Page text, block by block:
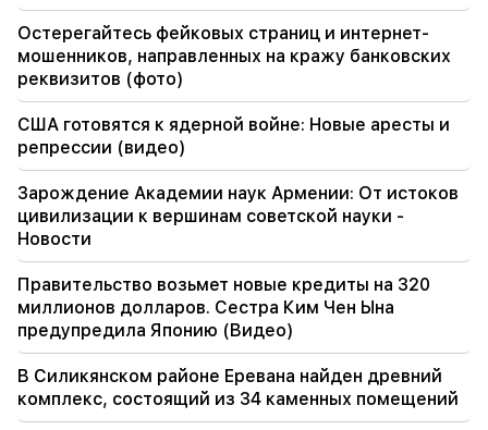
Разыскивается в рамках возбужденного
уголовного дела
Рубио: США выделили 201 миллион долларов
на развитие ТРИПП и Среднего коридора
Остерегайтесь фейковых страниц и интернет-
мошенников, направленных на кражу банковских
реквизитов (фото)
США готовятся к ядерной войне: Новые аресты и
репрессии (видео)
Зарождение Академии наук Армении: От истоков
цивилизации к вершинам советской науки -
Новости
Правительство возьмет новые кредиты на 320
миллионов долларов. Сестра Ким Чен Ына
предупредила Японию (Видео)
В Силикянском районе Еревана найден древний
комплекс, состоящий из 34 каменных помещений